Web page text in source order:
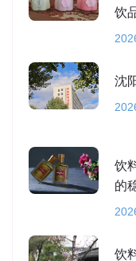
饮
沈
饮
的
饮